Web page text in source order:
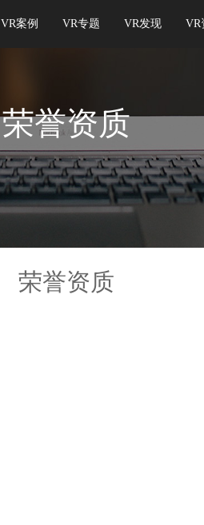
VR案例 VR专题 VR发现 VR
荣誉资质
荣誉资质